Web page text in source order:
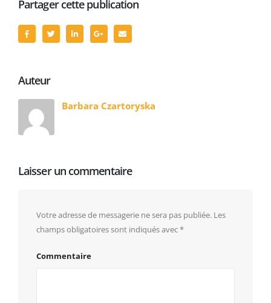
Partager cette publication
Auteur
Barbara Czartoryska
Laisser un commentaire
Votre adresse de messagerie ne sera pas publiée. Les
champs obligatoires sont indiqués avec*
Commentaire